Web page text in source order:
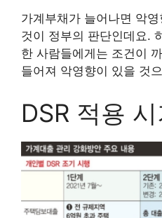
가계부채가 늘어나면 악
것이 정부의 판단인데요.
한 사람들에게는 조건이
들어져 악영향이 있을 것
DSR 적용 시